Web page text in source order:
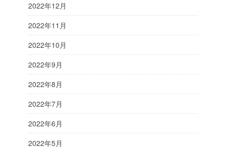
2022年12月
2022年11月
2022年10月
2022年9月
2022年8月
2022年7月
2022年6月
2022年5月